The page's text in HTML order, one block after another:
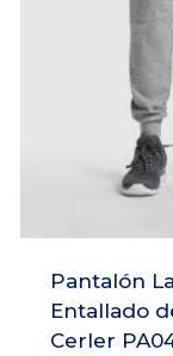
Pantalón
Entallado
Cerler